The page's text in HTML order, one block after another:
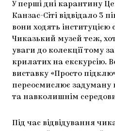
CARPATHIAN CULT
У перші дні карантину
Канзас-Сіті відвідало 3
вони ходять інституцією
Чиказький музей теж,
уваги до колекції тому
крилатих на екскурсію.
виставку «Просто
переосмислює задуману
та навколишнім
Під час відвідування